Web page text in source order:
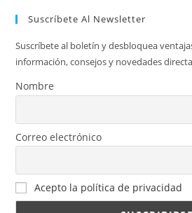
Suscríbete Al Newsletter
Suscríbete al boletín y desbloquea
información, consejos y novedades
Nombre
Correo electrónico
Acepto la política de privacidad